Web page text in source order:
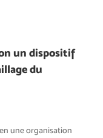
un dispositif
du
une organisation